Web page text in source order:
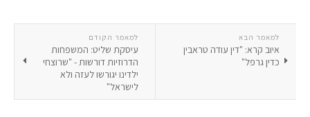
למאמר הקודם
עיסקת שליט: המשפחות
הדרוזיות דורשות - "שרוצחי
ילדינו יגורשו לעזה ולא
לישראל"
למאמר הבא
איוב קרא: "דין עודה טראבין
כדין גרפל"